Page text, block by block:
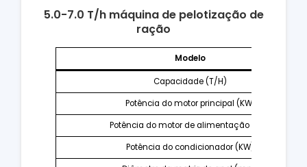
5.0-7.0 T/h máquina de pelotização de
ração
Modelo
Capacidade (T/H)
Potência do motor principal (KW)
Potência do motor de alimentação (KW)
Potência do condicionador (KW)